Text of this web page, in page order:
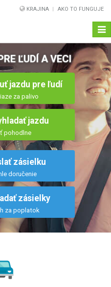
KRAJINA AKO TO FUNGUJE
ĽUDÍ A VECI
jazdu pre ľudí
za palivo
jazdu
pohodlne
zásielku
doručenie
zásielky
za poplatok